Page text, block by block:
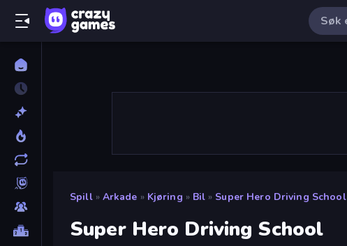
Spill » Arkade » Kjøring » Bil » Super Hero Driving School
Super Hero Driving School